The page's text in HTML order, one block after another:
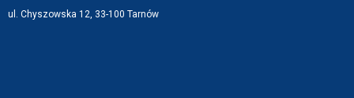
ul. Chyszowska 12, 33-100 Tarnów